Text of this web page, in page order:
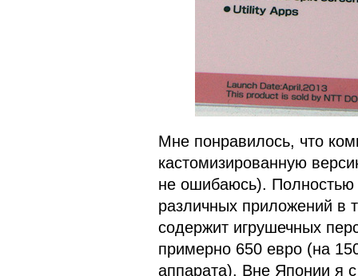
Мне понравилось, что
кастомизированную
не ошибаюсь). Полностью
различных приложений в
содержит игрушечных
примерно 650 евро (на
аппарата). Вне Японии я